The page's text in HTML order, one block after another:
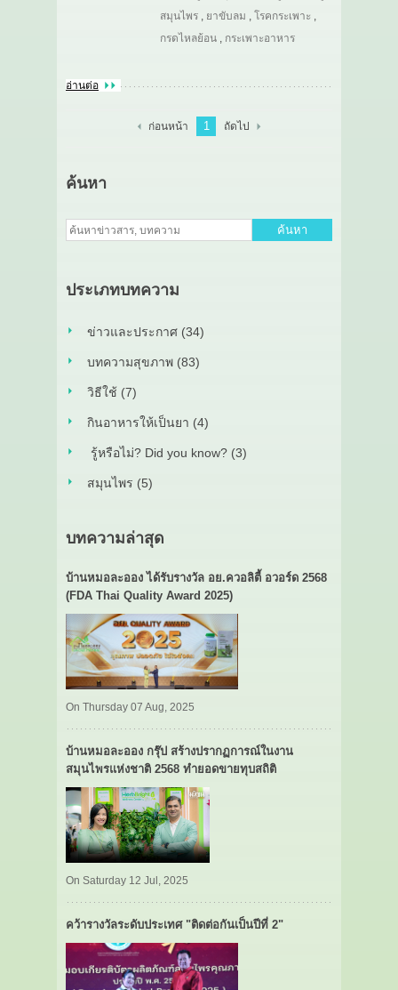
สมุนไพร, ยาขับลม , โรคกระเพาะ ,
กรดไหลย้อน, กระเพาะอาหาร
อ่านต่อ
ก่อนหน้า 1 ถัดไป
ค้นหา
ค้นหา
ประเภทบทความ
ข่าวและประกาศ (34)
บทความสุขภาพ (83)
วิธีใช้ (7)
กินอาหารให้เป็นยา (4)
รู้หรือไม่? Did you know? (3)
สมุนไพร (5)
บทความล่าสุด
บ้านหมอละออง ได้รับรางวัล อย.ควอลิตี้ อวอร์ด 2568
(FDA Thai Quality Award 2025)
On Thursday 07 Aug, 2025
บ้านหมอละออง กรุ๊ป สร้างปรากฏการณ์ในงาน
สมุนไพรแห่งชาติ 2568 ทำยอดขายทุบสถิติ
On Saturday 12 Jul, 2025
คว้ารางวัลระดับประเทศ "ติดต่อกันเป็นปีที่ 2"